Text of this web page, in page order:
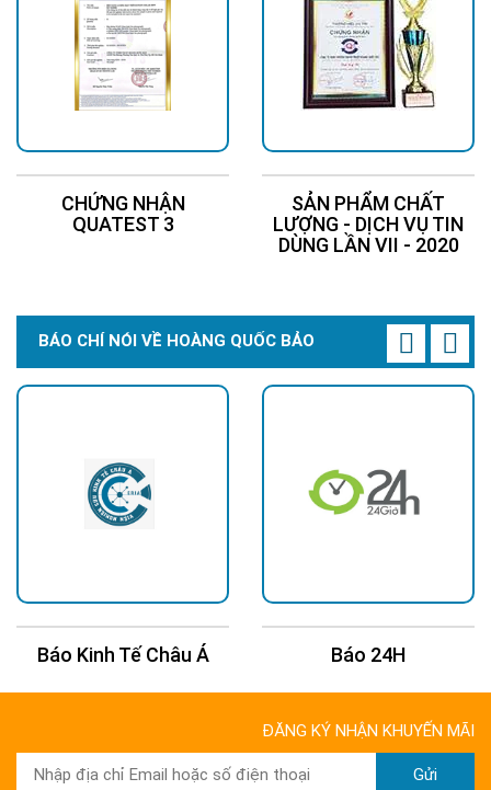
CHỨNG NHẬN
QUATEST 3
SẢN PHẨM CHẤT
LƯỢNG - DỊCH VỤ TIN
DÙNG LẦN VII - 2020
BÁO CHÍ NÓI VỀ HOÀNG QUỐC BẢO
Báo Kinh Tế Châu Á Báo 24H
ĐĂNG KÝ NHẬN KHUYẾN MÃI
Gửi